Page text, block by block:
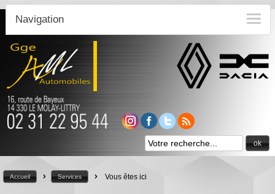
ok
Navigation
Accueil > Services > Vous êtes ici